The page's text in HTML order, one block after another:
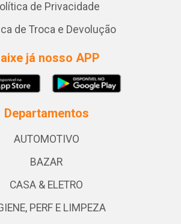
de Privacidade
de Troca e Devolução
já nosso APP
Departamentos
AUTOMOTIVO
BAZAR
CASA & ELETRO
PERF E LIMPEZA